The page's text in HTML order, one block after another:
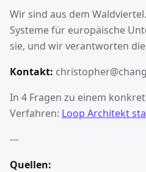
Wir sind aus dem
Systeme für europäische
sie, und wir verantworten
Kontakt:
In 4 Fragen zu einem
Verfahren: Loop Architekt
---
Quellen: